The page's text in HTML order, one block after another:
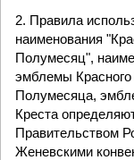
2. Правила
наименования
Полумесяц",
эмблемы
Полумесяца,
Креста
Правительством
Женевскими